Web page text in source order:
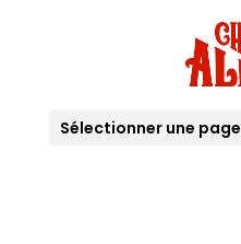
Sélectionner une page